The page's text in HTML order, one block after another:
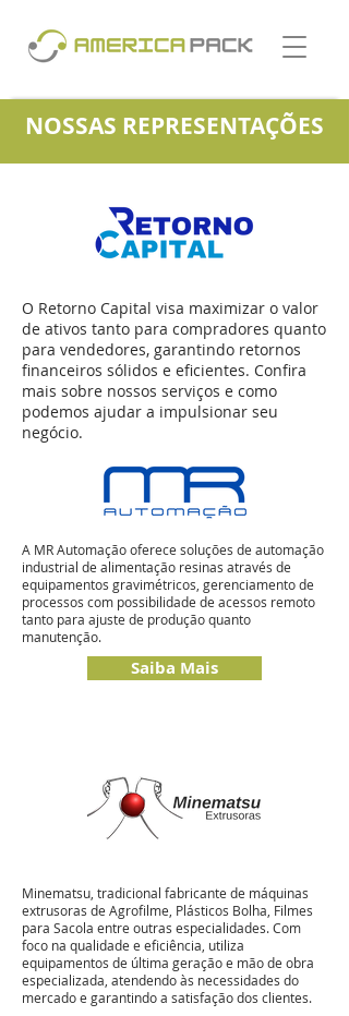
NOSSAS REPRESENTAÇÕES
O Retorno Capital visa maximizar o valor
de ativos tanto para compradores quanto
para vendedores, garantindo retornos
financeiros sólidos e eficientes. ​Confira
mais sobre nossos serviços e como
podemos ajudar a impulsionar seu
negócio.
A MR Automação oferece soluções de automação
industrial de alimentação resinas através de
equipamentos gravimétricos, gerenciamento de
processos com possibilidade de acessos remoto
tanto para ajuste de produção quanto
manutenção.
Saiba Mais
Minematsu, tradicional fabricante de máquinas
extrusoras de Agrofilme, Plásticos Bolha, Filmes
para Sacola entre outras especialidades. Com
foco na qualidade e eficiência, utiliza
equipamentos de última geração e mão de obra
especializada, atendendo às necessidades do
mercado e garantindo a satisfação dos clientes.